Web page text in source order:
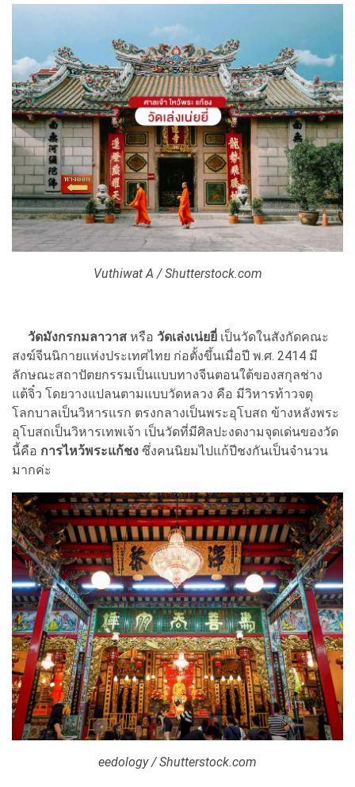
Vuthiwat A / Shutterstock.com
วัดมังกรกมลาวาส หรือ วัดเล่งเน่ยยี่ เป็นวัดในสังกัดคณะ
สงฆ์จีนนิกายแห่งประเทศไทย ก่อตั้งขึ้นเมื่อปี พ.ศ. 2414 มี
ลักษณะสถาปัตยกรรมเป็นแบบทางจีนตอนใต้ของสกุลช่าง
แต้จิ๋ว โดยวางแปลนตามแบบวัดหลวง คือ มีวิหารท้าวจตุ
โลกบาลเป็นวิหารแรก ตรงกลางเป็นพระอุโบสถ ข้างหลังพระ
อุโบสถเป็นวิหารเทพเจ้า เป็นวัดที่มีศิลปะงดงามจุดเด่นของวัด
นี้คือ การไหว้พระแก้ชง ซึ่งคนนิยมไปแก้ปีชงกันเป็นจำนวน
มากค่ะ
eedology / Shutterstock.com